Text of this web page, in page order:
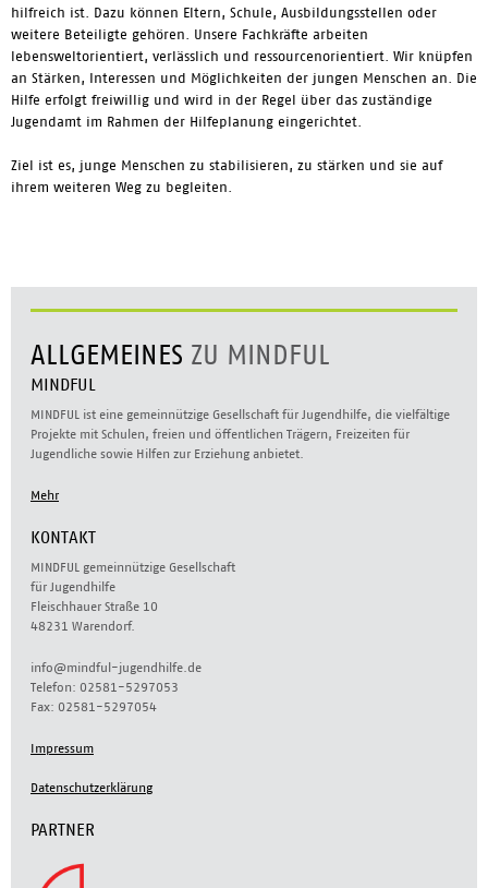
hilfreich ist. Dazu können Eltern, Schule, Ausbildungsstellen oder
weitere Beteiligte gehören. Unsere Fachkräfte arbeiten
lebensweltorientiert, verlässlich und ressourcenorientiert. Wir knüpfen
an Stärken, Interessen und Möglichkeiten der jungen Menschen an. Die
Hilfe erfolgt freiwillig und wird in der Regel über das zuständige
Jugendamt im Rahmen der Hilfeplanung eingerichtet.
Ziel ist es, junge Menschen zu stabilisieren, zu stärken und sie auf
ihrem weiteren Weg zu begleiten.
ALLGEMEINES ZU MINDFUL
MINDFUL
MINDFUL ist eine gemeinnützige Gesellschaft für Jugendhilfe, die vielfältige
Projekte mit Schulen, freien und öffentlichen Trägern, Freizeiten für
Jugendliche sowie Hilfen zur Erziehung anbietet.
Mehr
KONTAKT
MINDFUL gemeinnützige Gesellschaft
für Jugendhilfe
Fleischhauer Straße 10
48231 Warendorf.
info@mindful-jugendhilfe.de
Telefon: 02581-5297053
Fax: 02581-5297054
Impressum
Datenschutzerklärung
PARTNER